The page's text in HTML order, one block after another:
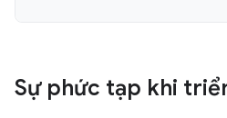
Sự phức tạp khi